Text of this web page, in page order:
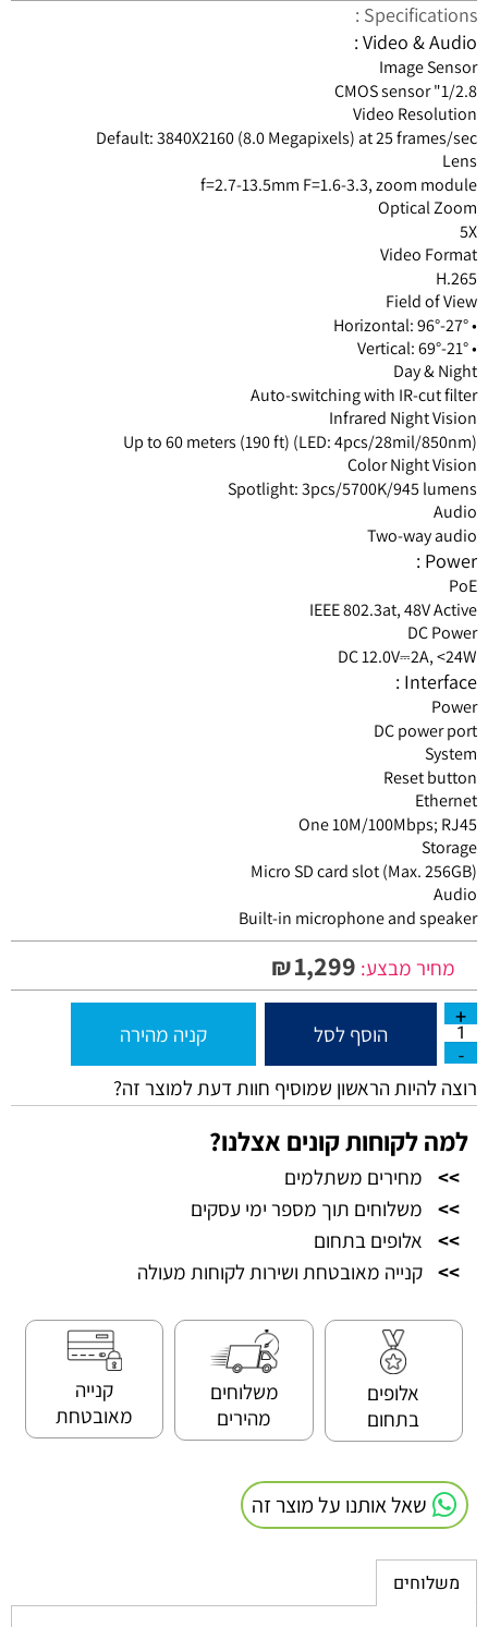
Specifications :
Video & Audio :
Image Sensor
1/2.8" CMOS sensor
Video Resolution
Default: 3840X2160 (8.0 Megapixels) at 25 frames/sec
Lens
f=2.7-13.5mm F=1.6-3.3, zoom module
Optical Zoom
5X
Video Format
H.265
Field of View
• Horizontal: 96°-27°
• Vertical: 69°-21°
Day & Night
Auto-switching with IR-cut filter
Infrared Night Vision
Up to 60 meters (190 ft) (LED: 4pcs/28mil/850nm)
Color Night Vision
Spotlight: 3pcs/5700K/945 lumens
Audio
Two-way audio
Power :
PoE
IEEE 802.3at, 48V Active
DC Power
DC 12.0V⎓2A, <24W
Interface :
Power
DC power port
System
Reset button
Ethernet
One 10M/100Mbps; RJ45
Storage
Micro SD card slot (Max. 256GB)
Audio
Built-in microphone and speaker
מחיר מבצע: ₪1,299
הוסף לסל קניה מהירה
רוצה להיות הראשון שמוסיף חוות דעת למוצר זה?
למה לקוחות קונים אצלנו?
>>
מחירים משתלמים
>>
משלוחים תוך מספר ימי עסקים
>>
אלופים בתחום
>> קנייה מאובטחת ושירות לקוחות מעולה
אלופים
בתחום
משלוחים
מהירים
קנייה
מאובטחת
שאל אותנו על מוצר זה
משלוחים